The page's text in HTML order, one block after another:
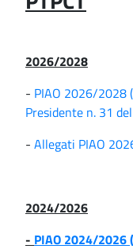
2026/2028
- PIAO 2026/2028
Presidente n. 31
- Allegati PIAO
2024/2026
- PIAO 2024/2026